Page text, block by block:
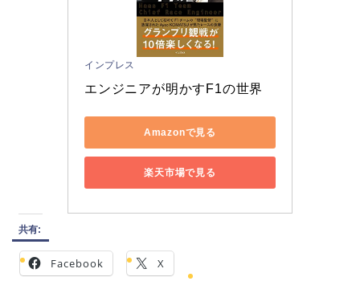
インプレス
エンジニアが明かすF1の世界
Amazonで見る
楽天市場で見る
共有:
Facebook X